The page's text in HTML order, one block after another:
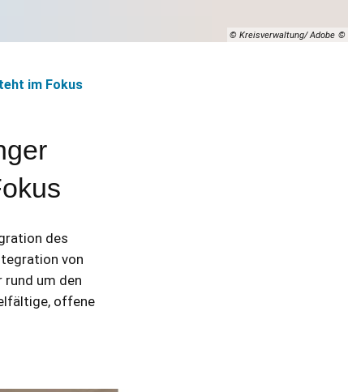
© Kreisverwaltung/ Adobe
im Fokus
des
von
um den
offene